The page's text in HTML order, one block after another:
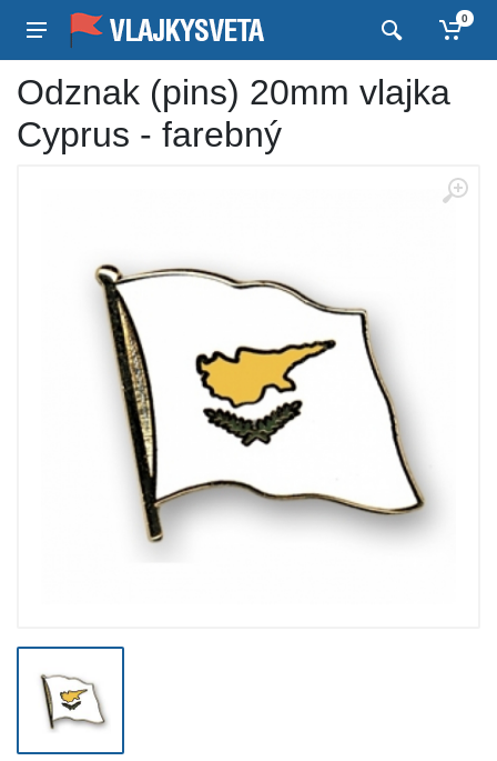
0
Odznak (pins) 20mm vlajka
Cyprus - farebný